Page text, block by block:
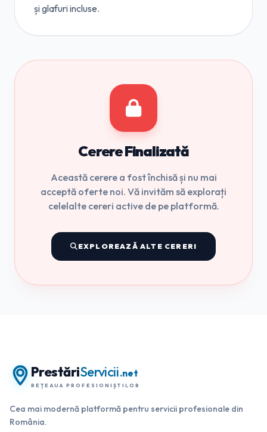
și glafuri incluse.
Cerere Finalizată
Această cerere a fost închisă și nu mai
acceptă oferte noi. Vă invităm să explorați
celelalte cereri active de pe platformă.
EXPLOREAZĂ ALTE CERERI
PrestăriServicii.net
REȚEAUA PROFESIONIȘTILOR
Cea mai modernă platformă pentru servicii profesionale din
România.